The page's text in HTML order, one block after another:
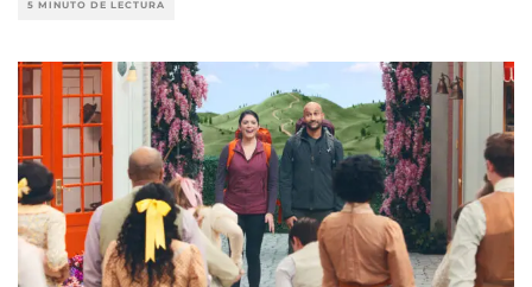
5 MINUTO DE LECTURA